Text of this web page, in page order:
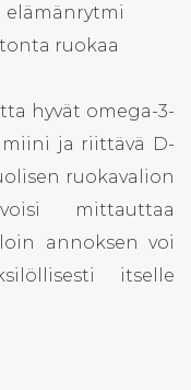
elämänrytmi
ruokaa
hyvät omega-3-
ja riittävä D-
ruokavalion
mittauttaa
annoksen voi
itselle